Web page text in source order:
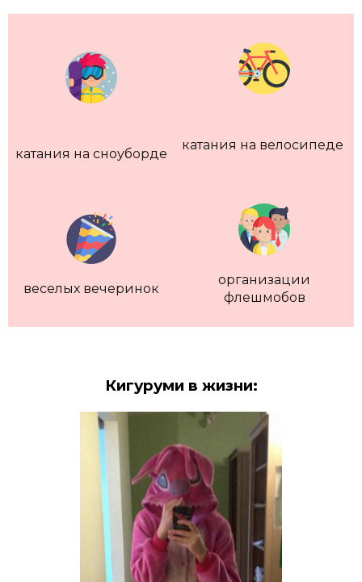
катания на сноуборде
катания на велосипеде
веселых вечеринок
организации
флешмобов
Кигуруми в жизни: